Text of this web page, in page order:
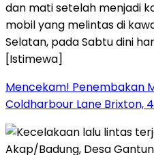
Mencekam! Penembakan
Coldharbour Lane Brixton,